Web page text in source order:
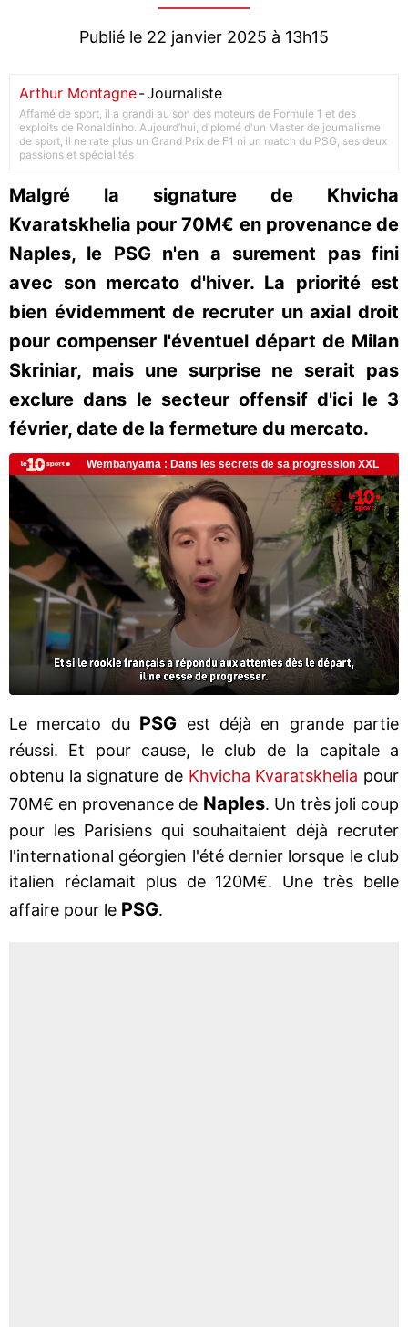
Publié le 22 janvier 2025 à 13h15
Arthur Montagne-Journaliste
Affamé de sport, il a grandi au son des moteurs de Formule 1 et des
exploits de Ronaldinho. Aujourd’hui, diplomé d'un Master de journalisme
de sport, il ne rate plus un Grand Prix de F1 ni un match du PSG, ses deux
passions et spécialités
Malgré la signature de Khvicha
Kvaratskhelia pour 70M€ en provenance de
Naples, le PSG n'en a surement pas fini
avec son mercato d'hiver. La priorité est
bien évidemment de recruter un axial droit
pour compenser l'éventuel départ de Milan
Skriniar, mais une surprise ne serait pas
exclure dans le secteur offensif d'ici le 3
février, date de la fermeture du mercato.
Le mercato du PSG est déjà en grande partie
réussi. Et pour cause, le club de la capitale a
obtenu la signature de Khvicha Kvaratskhelia pour
70M€ en provenance de Naples. Un très joli coup
pour les Parisiens qui souhaitaient déjà recruter
l'international géorgien l'été dernier lorsque le club
italien réclamait plus de 120M€. Une très belle
affaire pour le PSG.